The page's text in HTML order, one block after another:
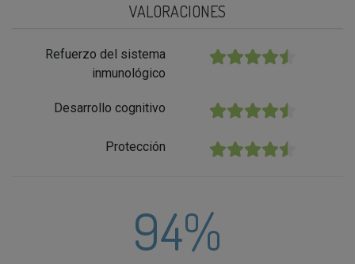
VALORACIONES
Refuerzo del sistema
inmunológico
★★★★★
Desarrollo cognitivo ★★★★★
Protección ★★★★★
94%